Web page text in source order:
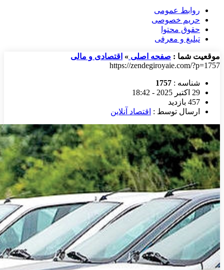
روابط عمومی
حریم خصوصی
حقوق محتوا
تبلیغ و معرفی
موقعیت شما : صفحه اصلی » اقتصادی و مالی
https://zendegiroyaie.com/?p=1757
شناسه : 1757
29 اکتبر 2025 - 18:42
457 بازدید
ارسال توسط : اقتصاد آنلاین